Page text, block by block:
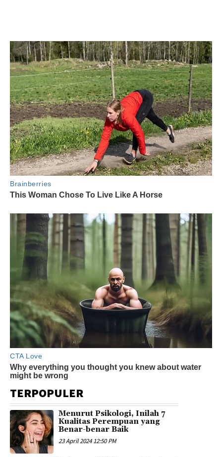
TERPOPULER
Menurut Psikologi, Inilah 7
Kualitas Perempuan yang
Benar-benar Baik
23 April 2024 12:50 PM